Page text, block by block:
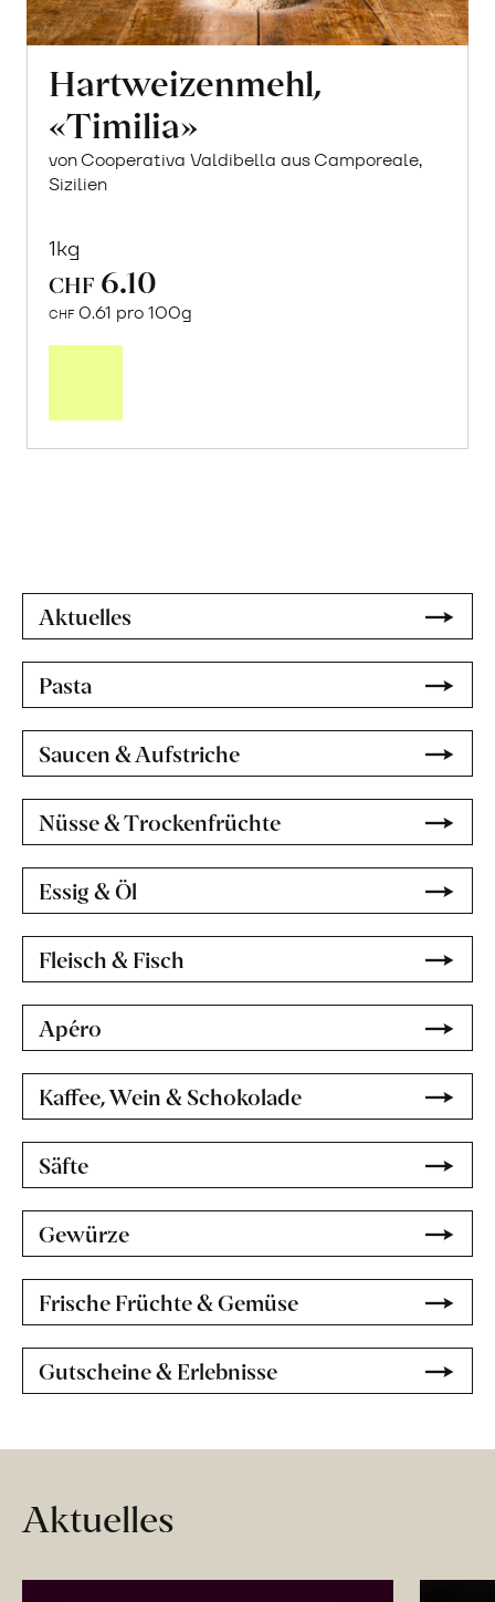
Hartweizenmehl,
«Timilia»
von Cooperativa Valdibella aus Camporeale,
Sizilien
1kg
CHF 6.10
CHF 0.61 pro 100g
erfahren
Aktuelles
Pasta
Saucen & Aufstriche
Nüsse & Trockenfrüchte
Essig & Öl
Fleisch & Fisch
Apéro
Kaffee, Wein & Schokolade
Säfte
Gewürze
Frische Früchte & Gemüse
Gutscheine & Erlebnisse
Aktuelles